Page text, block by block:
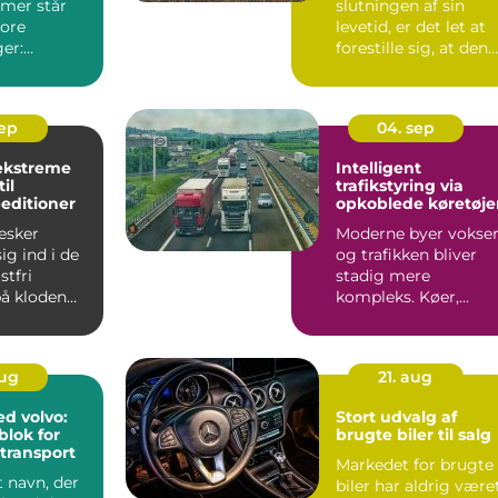
står
slutningen af sin
levetid, er det let at
forestille sig, at den
ind i de
kloden
04. sep
Intelligent
trafikstyring via
opkoblede
Moderne byer
og trafikken bliver
stadig mere
kompleks. Køer,
volvo:
for
navn, der
21. aug
Stort udvalg af
brugte biler til salg
Markedet for brugte
biler har aldrig